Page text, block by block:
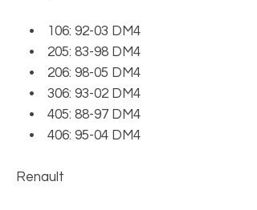
• 106: 92-03 DM4
• 205: 83-98 DM4
• 206: 98-05 DM4
• 306: 93-02 DM4
• 405: 88-97 DM4
• 406: 95-04 DM4
Renault